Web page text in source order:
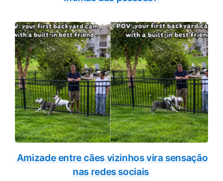
Amizade entre cães vizinhos vira sensação
nas redes sociais